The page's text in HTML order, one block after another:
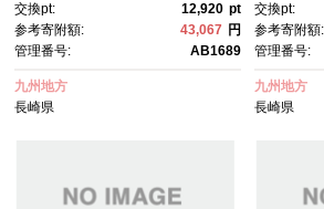
交換pt: 12,920 pt
参考寄附額:
43,067 円
管理番号:
AB1689
九州地方
長崎県
交換pt:
参考寄附額:
管理番号:
九州地方
長崎県